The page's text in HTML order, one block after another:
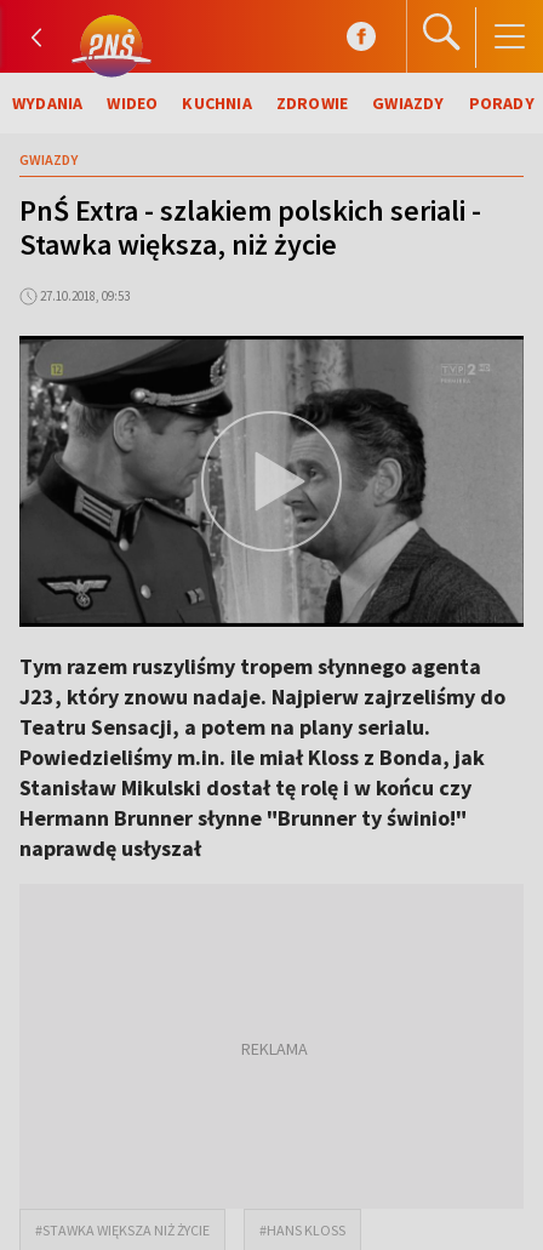
WYDANIA WIDEO KUCHNIA ZDROWIE GWIAZDY PORADY
GWIAZDY
PnŚ Extra - szlakiem polskich seriali -
Stawka większa, niż życie
27.10.2018, 09:53
Tym razem ruszyliśmy tropem słynnego agenta
J23, który znowu nadaje. Najpierw zajrzeliśmy do
Teatru Sensacji, a potem na plany serialu.
Powiedzieliśmy m.in. ile miał Kloss z Bonda, jak
Stanisław Mikulski dostał tę rolę i w końcu czy
Hermann Brunner słynne "Brunner ty świnio!"
naprawdę usłyszał
#STAWKA WIĘKSZA NIŻ ŻYCIE #HANS KLOSS